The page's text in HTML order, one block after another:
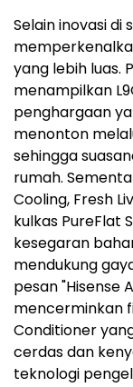
Selain inovasi di
yang lebih luas.
menampilkan
penghargaan
menonton
sehingga
rumah.
Cooling, Fresh
kulkas PureFlat
kesegaran
mendukung
pesan "Hisense
mencerminkan
Conditioner
cerdas dan
teknologi